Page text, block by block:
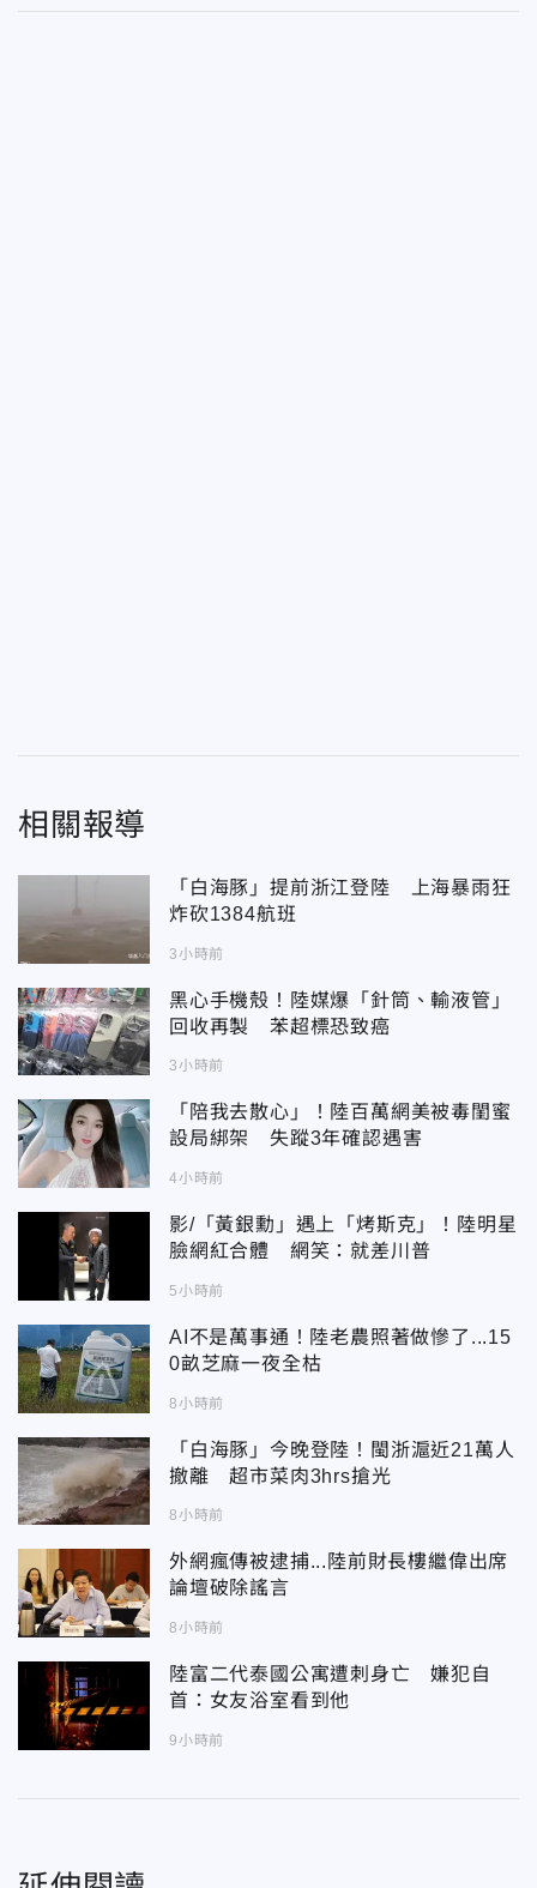
相關報導
「白海豚」提前浙江登陸 上海暴雨狂
炸砍1384航班
3小時前
黑心手機殼！陸媒爆「針筒、輸液管」
回收再製 苯超標恐致癌
3小時前
「陪我去散心」！陸百萬網美被毒閨蜜
設局綁架 失蹤3年確認遇害
4小時前
影/「黃銀勳」遇上「烤斯克」！陸明星
臉網紅合體 網笑：就差川普
5小時前
AI不是萬事通！陸老農照著做慘了...15
0畝芝麻一夜全枯
8小時前
「白海豚」今晚登陸！閩浙滬近21萬人
撤離 超市菜肉3hrs搶光
8小時前
外網瘋傳被逮捕...陸前財長樓繼偉出席
論壇破除謠言
8小時前
陸富二代泰國公寓遭刺身亡 嫌犯自
首：女友浴室看到他
9小時前